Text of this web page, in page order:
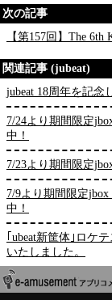
次の記事
【第157回】The 6th
関連記事 (jubeat)
jubeat 18周年を記念
7/24より期間限定
中！
7/23より期間限定
7/9より期間限定
中！
｢ubeat新筐体｣ロケ
いたしました。